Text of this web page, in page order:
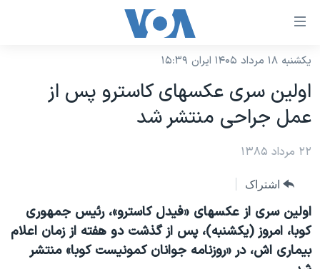
لینکهای
دسترسی
جهش
محتوای
اصلی
صفحه
اصلی
جهش
به
نسخه سبک وب‌سایت
موضوع ها
ایران
آمریکا
ورزشی
گزیده‌ها
برنامه های تلویزیونی
جدول برنامه ها
صفحه‌های ویژه
جام جهانی ۲۰۲۶
عملیات خشم حماسی
فرکانس‌های صدای آمریکا
پخش رادیویی
یکشنبه ۱۸ مرداد ۱۴۰۵ ایران ۱۵:۳۹
اولين سری عکسهای کاسترو پس از
عمل جراحی منتشر شد
۲۲ مرداد ۱۳۸۵
اشتراک
اولين سری از عکسهای «فيدل کاسترو»، رئيس جمهوری
کوبا، امروز (يکشنبه)، پس از گذشت دو هفته از زمان اعلام
بيماری اش، در «روزنامه جوانان کمونيست کوبا» منتشر